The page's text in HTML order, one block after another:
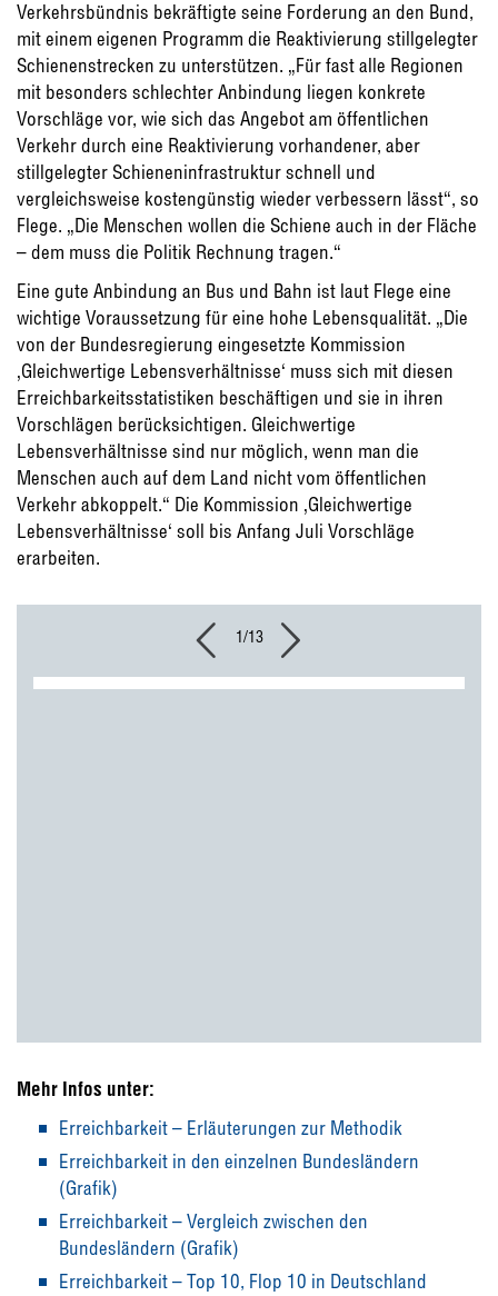
Verkehrsbündnis bekräftigte seine Forderung an den Bund,
mit einem eigenen Programm die Reaktivierung stillgelegter
Schienenstrecken zu unterstützen. „Für fast alle Regionen
mit besonders schlechter Anbindung liegen konkrete
Vorschläge vor, wie sich das Angebot am öffentlichen
Verkehr durch eine Reaktivierung vorhandener, aber
stillgelegter Schieneninfrastruktur schnell und
vergleichsweise kostengünstig wieder verbessern lässt“, so
Flege. „Die Menschen wollen die Schiene auch in der Fläche
– dem muss die Politik Rechnung tragen.“
Eine gute Anbindung an Bus und Bahn ist laut Flege eine
wichtige Voraussetzung für eine hohe Lebensqualität. „Die
von der Bundesregierung eingesetzte Kommission
‚Gleichwertige Lebensverhältnisse‘ muss sich mit diesen
Erreichbarkeitsstatistiken beschäftigen und sie in ihren
Vorschlägen berücksichtigen. Gleichwertige
Lebensverhältnisse sind nur möglich, wenn man die
Menschen auch auf dem Land nicht vom öffentlichen
Verkehr abkoppelt.“ Die Kommission ‚Gleichwertige
Lebensverhältnisse‘ soll bis Anfang Juli Vorschläge
erarbeiten.
1/13
Mehr Infos unter:
Erreichbarkeit – Erläuterungen zur Methodik
Erreichbarkeit in den einzelnen Bundesländern
(Grafik)
Erreichbarkeit – Vergleich zwischen den
Bundesländern (Grafik)
Erreichbarkeit – Top 10, Flop 10 in Deutschland